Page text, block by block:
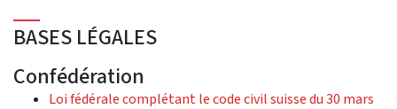
BASES LÉGALES
Confédération
Loi fédérale complétant le code civil suisse du 30 mars